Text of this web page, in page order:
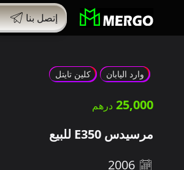
إتصل بنا
وارد اليابان كلين تايتل
25,000
مرسيدس E350 للبيع
2006